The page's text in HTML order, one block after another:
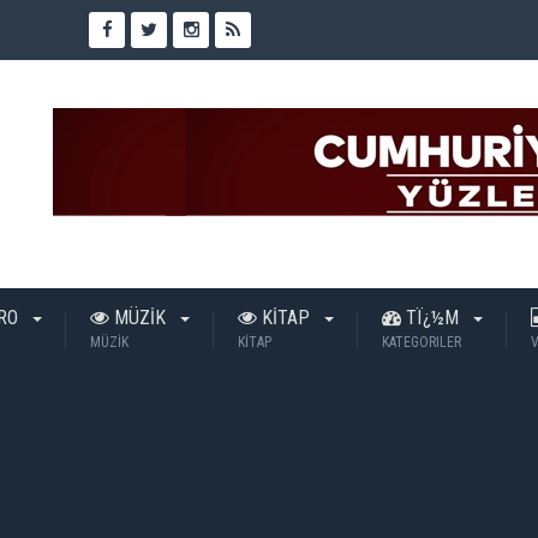
MÜZİK
MÜZİK
KİTAP
KİTAP
TÏ¿½M
KATEGORILER